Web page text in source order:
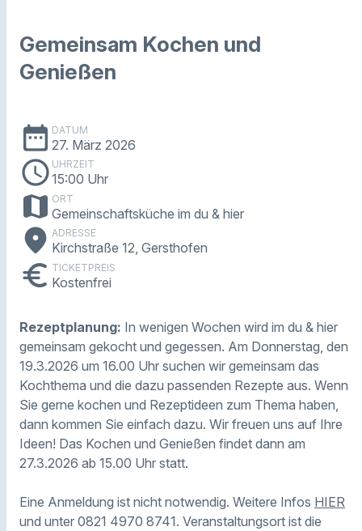
Gemeinsam Kochen und
Genießen
date_range DATUM
27. März 2026
schedule UHRZEIT
15:00 Uhr
map ORT
Gemeinschaftsküche im du & hier
place ADRESSE
Kirchstraße 12, Gersthofen
euro TICKETPREIS
Kostenfrei
Rezeptplanung: In wenigen Wochen wird im du & hier
gemeinsam gekocht und gegessen. Am Donnerstag, den
19.3.2026 um 16.00 Uhr suchen wir gemeinsam das
Kochthema und die dazu passenden Rezepte aus. Wenn
Sie gerne kochen und Rezeptideen zum Thema haben,
dann kommen Sie einfach dazu. Wir freuen uns auf Ihre
Ideen! Das Kochen und Genießen findet dann am
27.3.2026 ab 15.00 Uhr statt.
Eine Anmeldung ist nicht notwendig. Weitere Infos HIER
und unter 0821 4970 8741. Veranstaltungsort ist die